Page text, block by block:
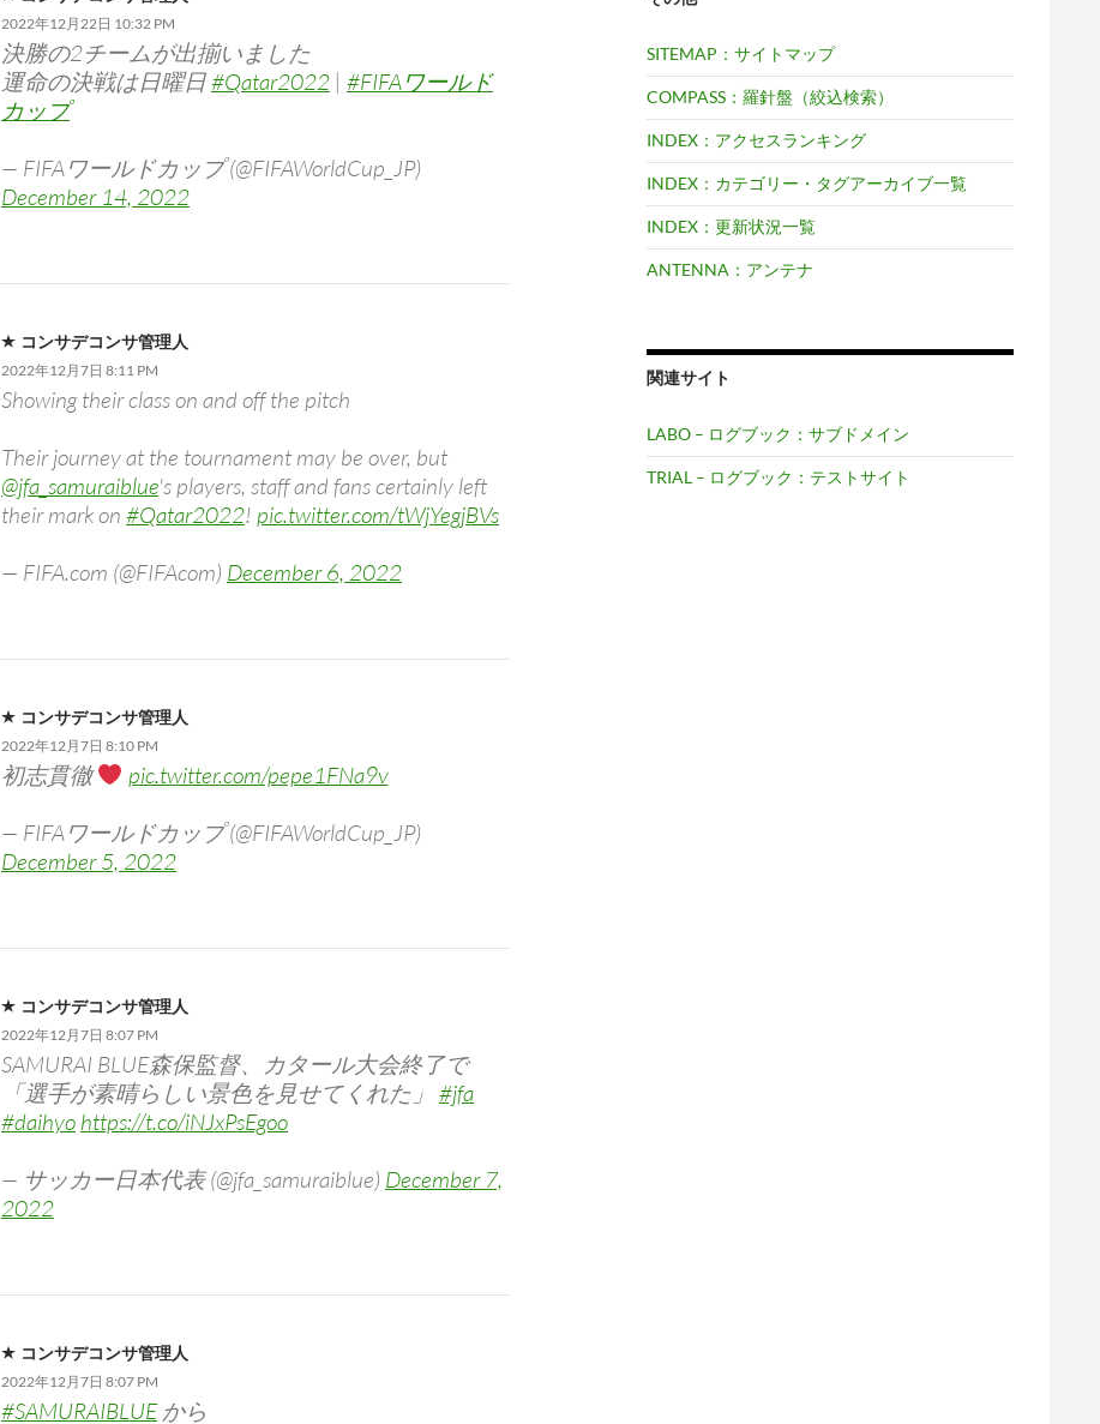
2022年12月22日 10:32 PM
決勝の2チームが出揃いました
運命の決戦は日曜日#Qatar2022 | #FIFAワールド
カップ
— FIFAワールドカップ (@FIFAWorldCup_JP)
December 14, 2022
コンサデコンサ管理人
2022年12月7日 8:11 PM
Showing their class on and off the pitch
Their journey at the tournament may be over, but
@jfa_samuraiblue's players, staff and fans certainly left
their mark on #Qatar2022! pic.twitter.com/tWjYegjBVs
— FIFA.com (@FIFAcom) December 6, 2022
コンサデコンサ管理人
2022年12月7日 8:10 PM
初志貫徹
pic.twitter.com/pepe1FNa9v
— FIFAワールドカップ (@FIFAWorldCup_JP)
December 5, 2022
コンサデコンサ管理人
2022年12月7日 8:07 PM
SAMURAI BLUE森保監督、カタール大会終了で
「選手が素晴らしい景色を見せてくれた」 #jfa
#daihyo https://t.co/iNJxPsEgoo
— サッカー日本代表 (@jfa_samuraiblue) December 7,
2022
コンサデコンサ管理人
2022年12月7日 8:07 PM
#SAMURAIBLUEから
SITEMAP：サイトマップ
COMPASS：羅針盤（絞込検索）
INDEX：アクセスランキング
INDEX：カテゴリー・タグアーカイブ一覧
INDEX：更新状況一覧
ANTENNA：アンテナ
関連サイト
LABO – ログブック：サブドメイン
TRIAL – ログブック：テストサイト